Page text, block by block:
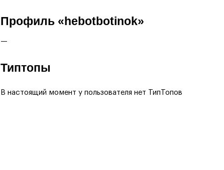
Профиль «hebotbotinok»
—
Типтопы
В настоящий момент у пользователя нет ТипТопов